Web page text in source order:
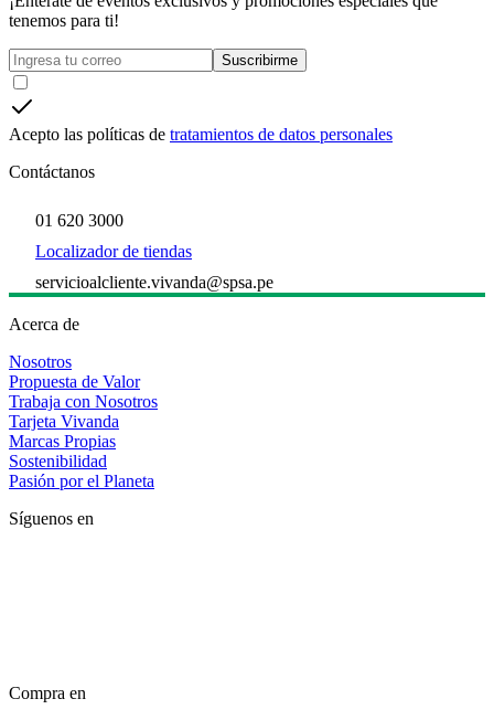
tenemos para ti!
Suscribirme
Acepto las políticas de tratamientos de datos personales
Contáctanos
01 620 3000
Localizador de tiendas
servicioalcliente.vivanda@spsa.pe
Acerca de
Nosotros
Propuesta de Valor
Trabaja con Nosotros
Tarjeta Vivanda
Marcas Propias
Sostenibilidad
Pasión por el Planeta
Síguenos en
Compra en